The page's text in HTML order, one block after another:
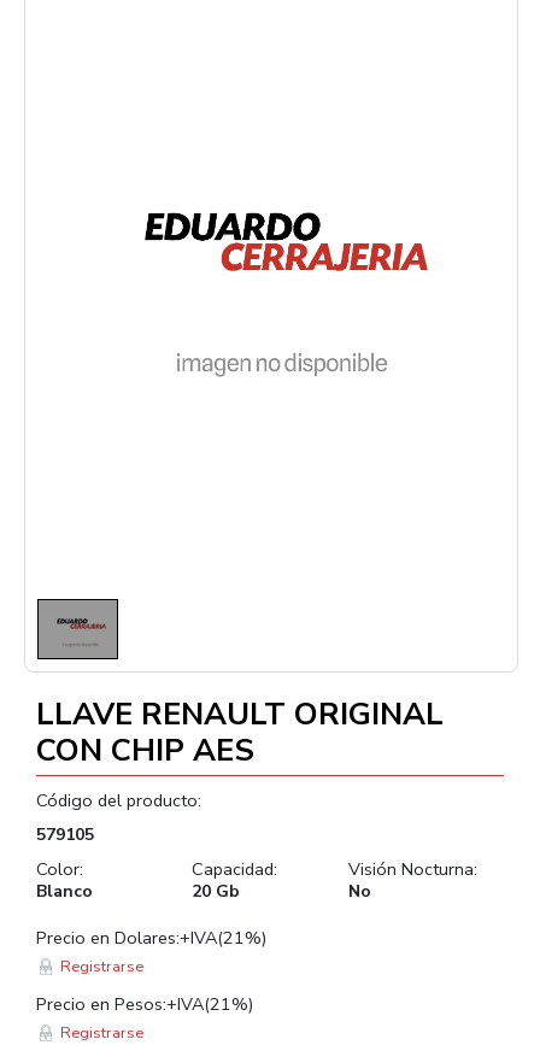
LLAVE RENAULT ORIGINAL
CON CHIP AES
Código del producto:
579105
Color:
Blanco
Capacidad:
20 Gb
Visión Nocturna:
No
Precio en Dolares:+IVA(21%)
Registrarse
Precio en Pesos:+IVA(21%)
Registrarse